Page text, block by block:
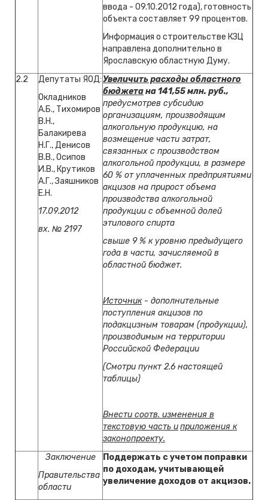
ввода - 09.10.2012 года), готовность
объекта составляет 99 процентов.
Информация о строительстве КЗЦ
направлена дополнительно в
Ярославскую областную Думу.
2.2
Депутаты ЯОД:
Окладников
А.Б., Тихомиров
В.Н.,
Балакирева
Н.Г., Денисов
В.В., Осипов
И.В., Крутиков
А.Г., Заяшников
Е.Н.
17.09.2012
вх. № 2197
Увеличить расходы областного
бюджетана 141,55 млн. руб.,
предусмотрев субсидию
организациям, производящим
алкогольную продукцию, на
возмещение части затрат,
связанных с производством
алкогольной продукции, в размере
60 % от уплаченных предприятиями
акцизов на прирост объема
производства алкогольной
продукции с объемной долей
этилового спирта
свыше 9 % к уровню предыдущего
года в части, зачисляемой в
областной бюджет.
Источник- дополнительные
поступления акцизов по
подакцизным товарам (продукции),
производимым на территории
Российской Федерации
(Смотри пункт 2.6 настоящей
таблицы)
Внести соотв. изменения в
текстовую часть иприложения к
законопроекту.
Заключение
Правительства
области
Поддержать с учетом поправки
по доходам, учитывающей
увеличение доходов от акцизов.